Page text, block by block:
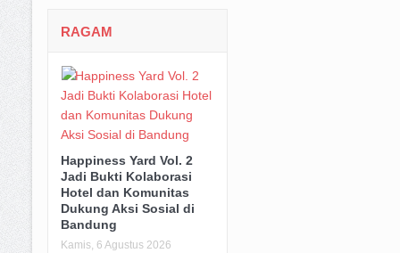
Happiness Yard Vol. 2
Jadi Bukti Kolaborasi
Hotel dan Komunitas
Dukung Aksi Sosial di
Bandung